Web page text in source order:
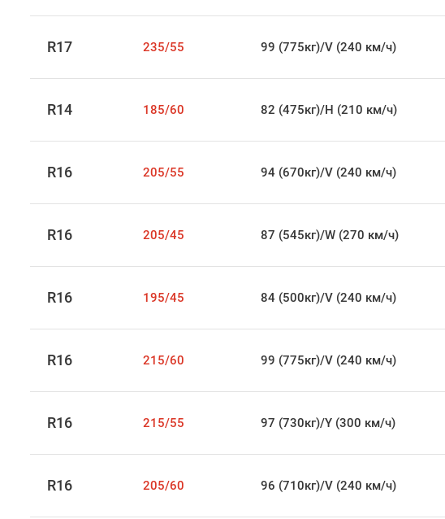
R17 235/55 99 (775кг)/V (240 км/ч)
R14 185/60 82 (475кг)/H (210 км/ч)
R16 205/55 94 (670кг)/V (240 км/ч)
R16 205/45 87 (545кг)/W (270 км/ч)
R16 195/45 84 (500кг)/V (240 км/ч)
R16 215/60 99 (775кг)/V (240 км/ч)
R16 215/55 97 (730кг)/Y (300 км/ч)
R16 205/60 96 (710кг)/V (240 км/ч)